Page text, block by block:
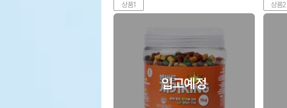
상품1
입고예정
상품2